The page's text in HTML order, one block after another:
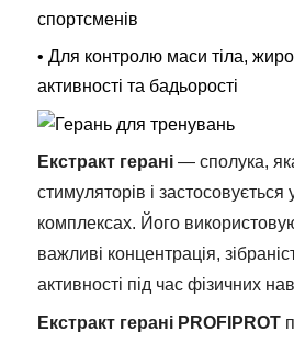
спортсменів
• Для контролю маси тіла,
активності та бадьорості
Екстракт герані — сполука,
стимуляторів і
комплексах. Його
важливі концентрація,
активності під час фізичних
Екстракт герані PROFIPROT